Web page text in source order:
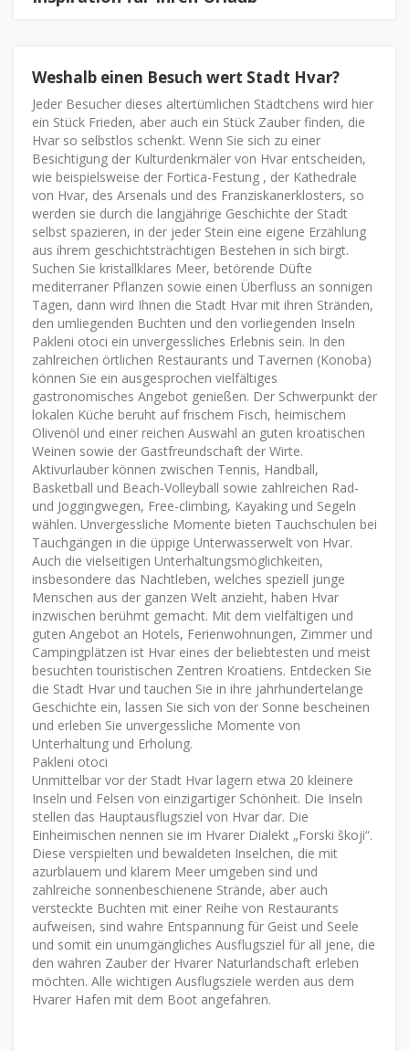
Weshalb einen Besuch wert Stadt Hvar?
Jeder Besucher dieses altertümlichen Städtchens wird hier
ein Stück Frieden, aber auch ein Stück Zauber finden, die
Hvar so selbstlos schenkt. Wenn Sie sich zu einer
Besichtigung der Kulturdenkmäler von Hvar entscheiden,
wie beispielsweise der Fortica-Festung , der Kathedrale
von Hvar, des Arsenals und des Franziskanerklosters, so
werden sie durch die langjährige Geschichte der Stadt
selbst spazieren, in der jeder Stein eine eigene Erzählung
aus ihrem geschichtsträchtigen Bestehen in sich birgt.
Suchen Sie kristallklares Meer, betörende Düfte
mediterraner Pflanzen sowie einen Überfluss an sonnigen
Tagen, dann wird Ihnen die Stadt Hvar mit ihren Stränden,
den umliegenden Buchten und den vorliegenden Inseln
Pakleni otoci ein unvergessliches Erlebnis sein. In den
zahlreichen örtlichen Restaurants und Tavernen (Konoba)
können Sie ein ausgesprochen vielfältiges
gastronomisches Angebot genießen. Der Schwerpunkt der
lokalen Küche beruht auf frischem Fisch, heimischem
Olivenöl und einer reichen Auswahl an guten kroatischen
Weinen sowie der Gastfreundschaft der Wirte.
Aktivurlauber können zwischen Tennis, Handball,
Basketball und Beach-Volleyball sowie zahlreichen Rad-
und Joggingwegen, Free-climbing, Kayaking und Segeln
wählen. Unvergessliche Momente bieten Tauchschulen bei
Tauchgängen in die üppige Unterwasserwelt von Hvar.
Auch die vielseitigen Unterhaltungsmöglichkeiten,
insbesondere das Nachtleben, welches speziell junge
Menschen aus der ganzen Welt anzieht, haben Hvar
inzwischen berühmt gemacht. Mit dem vielfältigen und
guten Angebot an Hotels, Ferienwohnungen, Zimmer und
Campingplätzen ist Hvar eines der beliebtesten und meist
besuchten touristischen Zentren Kroatiens. Entdecken Sie
die Stadt Hvar und tauchen Sie in ihre jahrhundertelange
Geschichte ein, lassen Sie sich von der Sonne bescheinen
und erleben Sie unvergessliche Momente von
Unterhaltung und Erholung.
Pakleni otoci
Unmittelbar vor der Stadt Hvar lagern etwa 20 kleinere
Inseln und Felsen von einzigartiger Schönheit. Die Inseln
stellen das Hauptausflugsziel von Hvar dar. Die
Einheimischen nennen sie im Hvarer Dialekt „Forski škoji“.
Diese verspielten und bewaldeten Inselchen, die mit
azurblauem und klarem Meer umgeben sind und
zahlreiche sonnenbeschienene Strände, aber auch
versteckte Buchten mit einer Reihe von Restaurants
aufweisen, sind wahre Entspannung für Geist und Seele
und somit ein unumgängliches Ausflugsziel für all jene, die
den wahren Zauber der Hvarer Naturlandschaft erleben
möchten. Alle wichtigen Ausflugsziele werden aus dem
Hvarer Hafen mit dem Boot angefahren.